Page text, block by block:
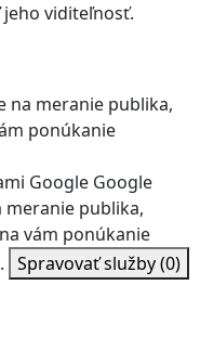
viditeľnosť.
na meranie publika,
ponúkanie
Google Google
meranie publika,
vám ponúkanie
Spravovať služby(0)